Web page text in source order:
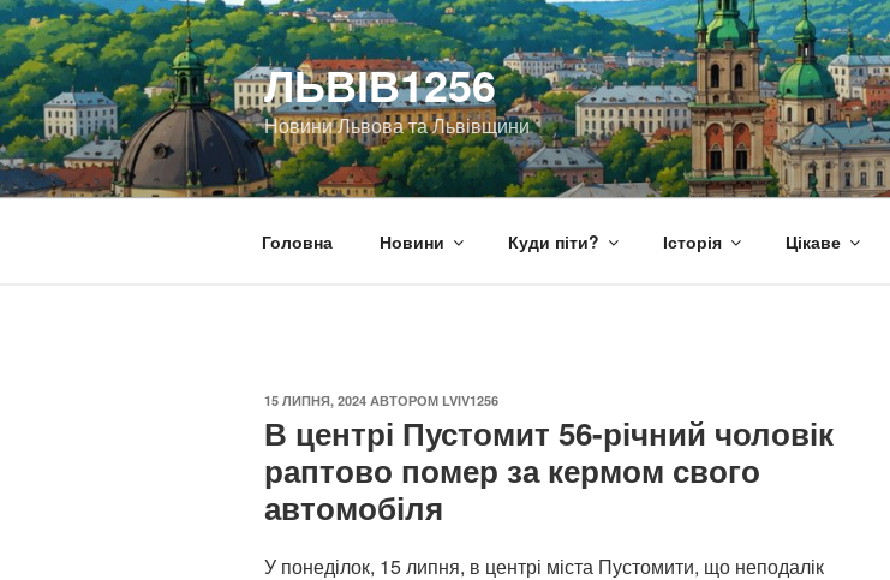
Перейти
до
вмісту
ЛЬВІВ1256
Новини Львова та Львівщини
Головна Новини Куди піти? Історія Цікаве
ОПУБЛІКОВАНО
15 ЛИПНЯ, 2024 АВТОРОМ LVIV1256
В центрі Пустомит 56-річний чоловік
раптово помер за кермом свого
автомобіля
У понеділок, 15 липня, в центрі міста Пустомити, що неподалік